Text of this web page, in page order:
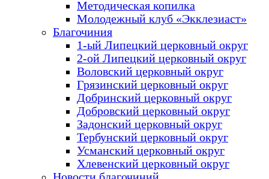
Методическая копилка
Молодежный клуб «Экклезиаст»
Благочиния
1-ый Липецкий церковный округ
2-ой Липецкий церковный округ
Воловский церковный округ
Грязинский церковный округ
Добринский церковный округ
Добровский церковный округ
Задонский церковный округ
Тербунский церковный округ
Усманский церковный округ
Хлевенский церковный округ